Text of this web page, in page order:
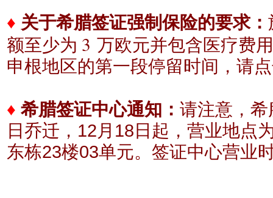
♦ 关于希腊签证强制保险的要求：
额至少为 3 万欧元并包含医疗费
申根地区的第一段停留时间，请
♦ 希腊签证中心通知： 请注意，
日乔迁，12月18日起，营业地点
东栋23楼03单元。 签证中心营业